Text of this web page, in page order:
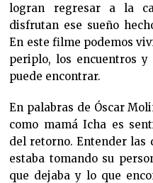
logran regresar a la
disfrutan ese sueño
En este filme podemos
periplo, los encuentros
puede encontrar.
En palabras de Óscar
como mamá Icha es
del retorno. Entender las
estaba tomando su
que dejaba y lo que